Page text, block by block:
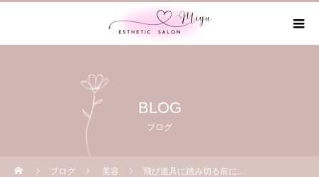
BLOG
ブログ
ブログ 美容 飛び道具に踏み切る前に…